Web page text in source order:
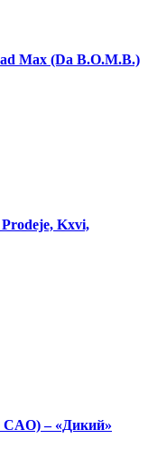
Max (Da B.O.M.B.)
Kxvi,
– «Дикий»